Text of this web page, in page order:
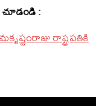
:
రాష్ట్రపతికి